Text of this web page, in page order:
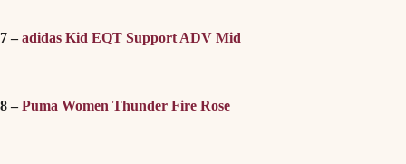
7 –adidas Kid EQT Support ADV Mid
8 –Puma Women Thunder Fire Rose